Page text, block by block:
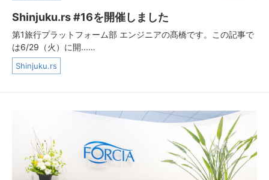
Shinjuku.rs #16を開催しました
第1旅行プラットフォーム部 エンジニアの髙橋です。この記事で
は6/29（火）に開...…
Shinjuku.rs